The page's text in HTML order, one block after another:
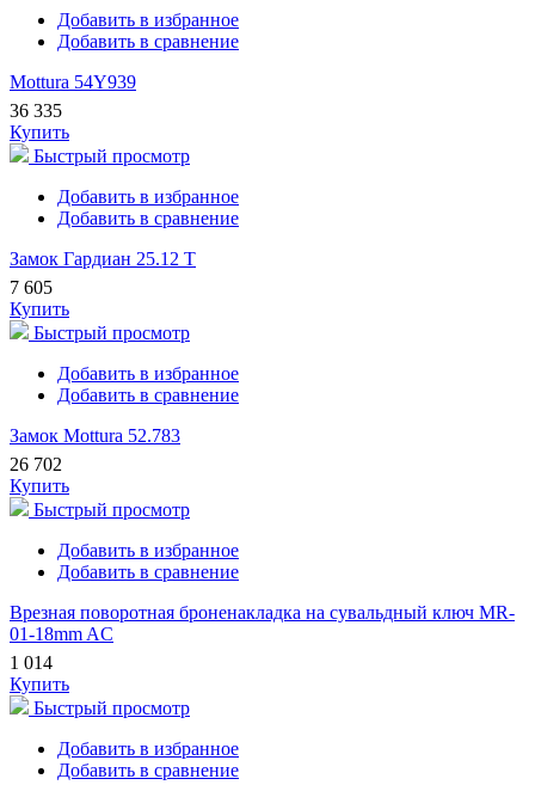
Добавить в избранное
Добавить в сравнение
Mottura 54Y939
36 335
Купить
Быстрый просмотр
Добавить в избранное
Добавить в сравнение
Замок Гардиан 25.12 Т
7 605
Купить
Быстрый просмотр
Добавить в избранное
Добавить в сравнение
Замок Mottura 52.783
26 702
Купить
Быстрый просмотр
Добавить в избранное
Добавить в сравнение
Врезная поворотная броненакладка на сувальдный ключ MR-
01-18mm AC
1 014
Купить
Быстрый просмотр
Добавить в избранное
Добавить в сравнение